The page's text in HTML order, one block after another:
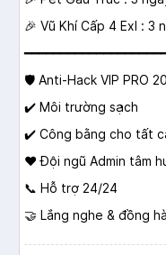
🎉 Vũ Khí Cấp 4 Exl : 3
🛡 Anti-Hack VIP PRO
✔️ Môi trường sạch
✔️ Công bằng cho tất
❤️ Đội ngũ Admin tâm
📞 Hỗ trợ 24/24
🤝 Lắng nghe & đồng